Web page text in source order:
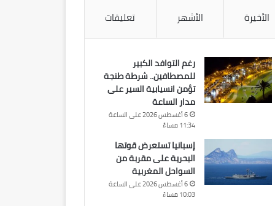
الأخيرة الأشهر تعليقات
رغم التوافد الكبير
للمصطافين.. شرطة طنجة
تؤمن انسيابية السير على
مدار الساعة
6 أغسطس 2026 على الساعة
11:34 مساءً
إسبانيا تستعرض قوتها
البحرية على مقربة من
السواحل المغربية
6 أغسطس 2026 على الساعة
10:03 مساءً